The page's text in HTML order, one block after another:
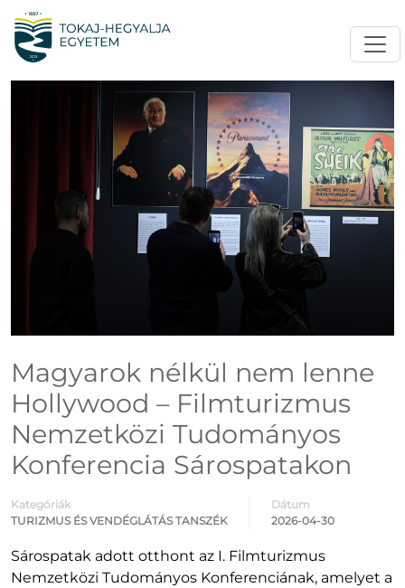
Magyarok nélkül nem lenne
Hollywood – Filmturizmus
Nemzetközi Tudományos
Konferencia Sárospatakon
Kategóriák
TURIZMUS ÉS VENDÉGLÁTÁS TANSZÉK
Dátum
2026-04-30
Sárospatak adott otthont az I. Filmturizmus
Nemzetközi Tudományos Konferenciának, amelyet a